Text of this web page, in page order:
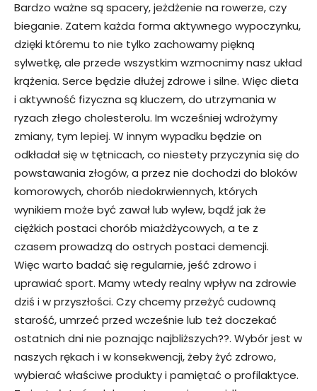
Bardzo ważne są spacery, jeżdżenie na rowerze, czy
bieganie. Zatem każda forma aktywnego wypoczynku,
dzięki któremu to nie tylko zachowamy piękną
sylwetkę, ale przede wszystkim wzmocnimy nasz układ
krążenia. Serce będzie dłużej zdrowe i silne. Więc dieta
i aktywność fizyczna są kluczem, do utrzymania w
ryzach złego cholesterolu. Im wcześniej wdrożymy
zmiany, tym lepiej. W innym wypadku będzie on
odkładał się w tętnicach, co niestety przyczynia się do
powstawania złogów, a przez nie dochodzi do bloków
komorowych, chorób niedokrwiennych, których
wynikiem może być zawał lub wylew, bądź jak że
ciężkich postaci chorób miażdżycowych, a te z
czasem prowadzą do ostrych postaci demencji.
Więc warto badać się regularnie, jeść zdrowo i
uprawiać sport. Mamy wtedy realny wpływ na zdrowie
dziś i w przyszłości. Czy chcemy przeżyć cudowną
starość, umrzeć przed wcześnie lub też doczekać
ostatnich dni nie poznając najbliższych??. Wybór jest w
naszych rękach i w konsekwencji, żeby żyć zdrowo,
wybierać właściwe produkty i pamiętać o profilaktyce.